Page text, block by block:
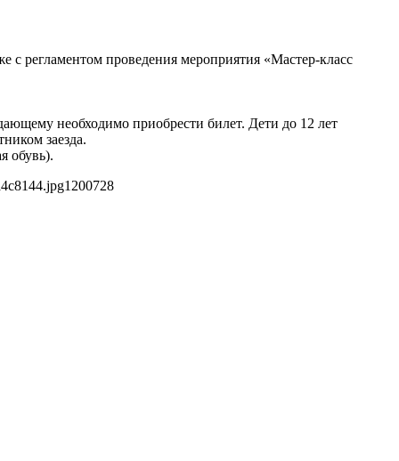
с регламентом проведения мероприятия «Мастер-класс
необходимо приобрести билет. Дети до 12 лет
заезда.
обувь).
1200728